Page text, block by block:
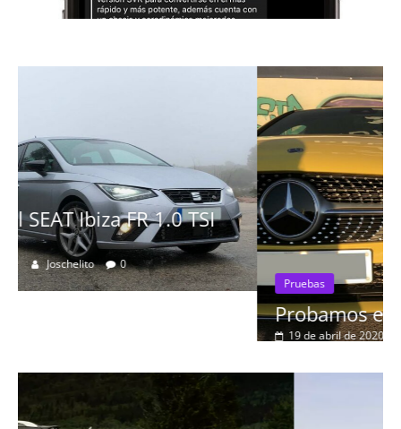
Pruebas
Probamos el Mercedes-Benz A200d